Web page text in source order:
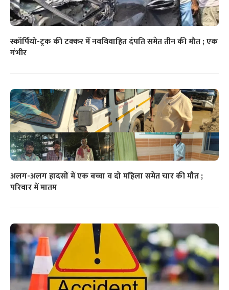
स्कॉर्पियो-ट्रक की टक्कर में नवविवाहित दंपति समेत तीन की मौत ; एक
गंभीर
अलग-अलग हादसों में एक बच्चा व दो महिला समेत चार की मौत ;
परिवार में मातम